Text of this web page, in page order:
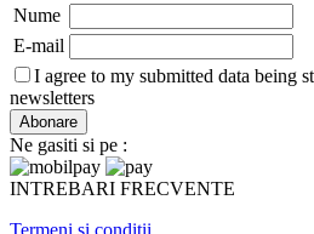
Nume
E-mail
I agree to my submitted data being
newsletters
Ne gasiti si pe :
INTREBARI FRECVENTE
Termeni si conditii